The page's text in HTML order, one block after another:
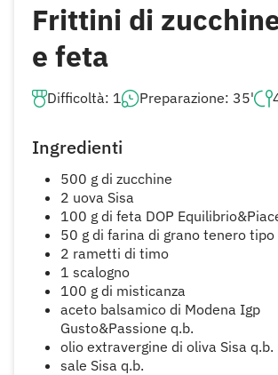
Frittini di
e feta
Difficoltà: 1 Preparazione: 35'
Ingredienti
500 g di zucchine
2 uova Sisa
100 g di feta DOP
50 g di farina di grano tenero tipo
2 rametti di timo
1 scalogno
100 g di misticanza
aceto balsamico di Modena Igp
Gusto&Passione q.b.
olio extravergine di oliva Sisa q.b.
sale Sisa q.b.